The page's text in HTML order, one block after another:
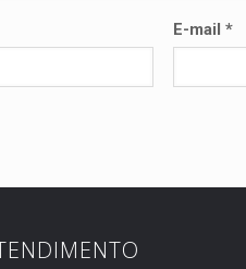
E-mail*